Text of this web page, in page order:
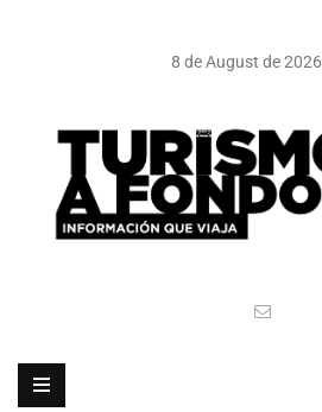
8 de August de 2026